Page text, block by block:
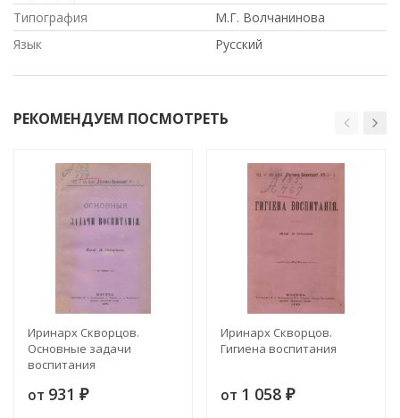
Типография
М.Г. Волчанинова
Язык
Русский
РЕКОМЕНДУЕМ ПОСМОТРЕТЬ
Иринарх Скворцов.
Основные задачи
воспитания
от 931 ₽
Иринарх Скворцов.
Гигиена воспитания
от 1 058 ₽